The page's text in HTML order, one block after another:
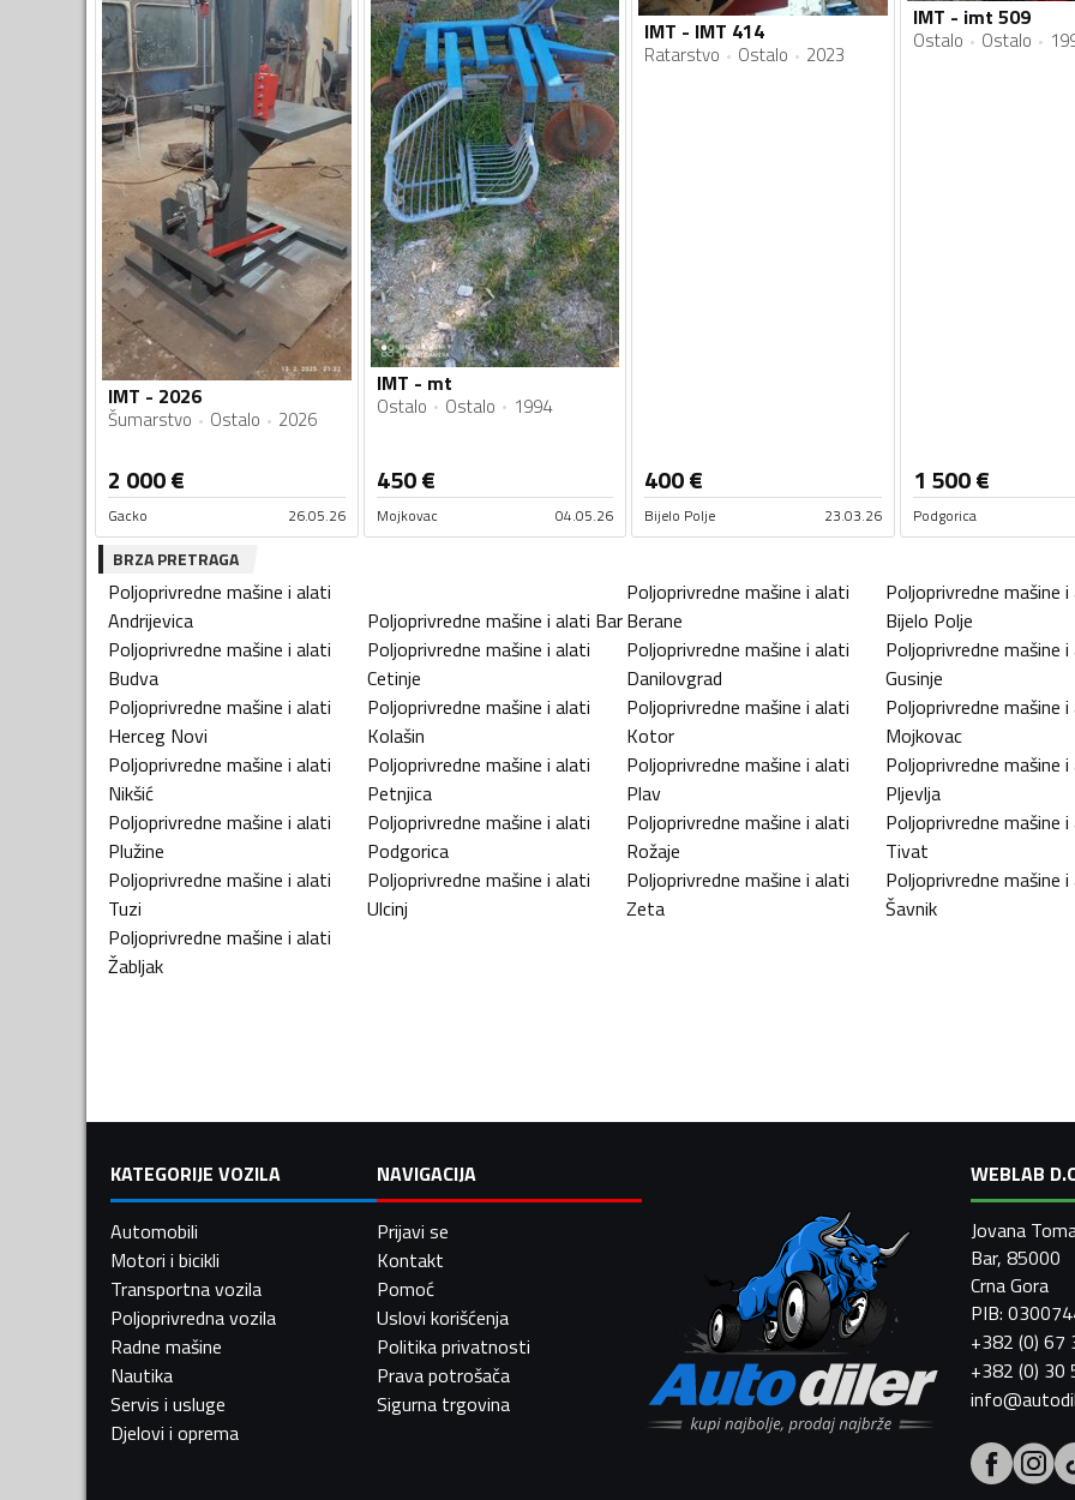
IMT - 2026
Šumarstvo Ostalo 2026
2 000€
Gacko 26.05.26
IMT - mt
Ostalo Ostalo 1994
450€
Mojkovac 04.05.26
IMT - IMT 414
Ratarstvo Ostalo 2023
400€
Bijelo Polje 23.03.26
IMT - imt 509
Ostalo Ostalo
1 500€
Podgorica
BRZA PRETRAGA
Poljoprivredne mašine i alati
Andrijevica
Poljoprivredne mašine i alati Bar
Poljoprivredne mašine i alati
Berane
Poljoprivredne mašine
Bijelo Polje
Poljoprivredne mašine i alati
Budva
Poljoprivredne mašine i alati
Cetinje
Poljoprivredne mašine i alati
Danilovgrad
Poljoprivredne mašine
Gusinje
Poljoprivredne mašine i alati
Herceg Novi
Poljoprivredne mašine i alati
Kolašin
Poljoprivredne mašine i alati
Kotor
Poljoprivredne mašine
Mojkovac
Poljoprivredne mašine i alati
Nikšić
Poljoprivredne mašine i alati
Petnjica
Poljoprivredne mašine i alati
Plav
Poljoprivredne mašine
Pljevlja
Poljoprivredne mašine i alati
Plužine
Poljoprivredne mašine i alati
Podgorica
Poljoprivredne mašine i alati
Rožaje
Poljoprivredne mašine
Tivat
Poljoprivredne mašine i alati
Tuzi
Poljoprivredne mašine i alati
Ulcinj
Poljoprivredne mašine i alati
Zeta
Poljoprivredne mašine
Šavnik
Poljoprivredne mašine i alati
Žabljak
KATEGORIJE VOZILA
Automobili
Motori i bicikli
Transportna vozila
Poljoprivredna vozila
Radne mašine
Nautika
Servis i usluge
Djelovi i oprema
NAVIGACIJA
Prijavi se
Kontakt
Pomoć
Uslovi korišćenja
Politika privatnosti
Prava potrošača
Sigurna trgovina
WEBLAB
Jovana
Bar, 85000
Crna Gora
PIB:
+382 (0) 67
+382 (0) 30